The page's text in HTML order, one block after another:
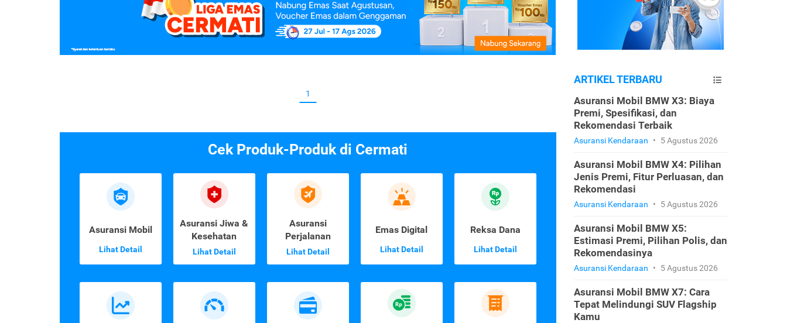
1
Cek Produk-Produk di Cermati
Asuransi Mobil
Lihat Detail
Asuransi Jiwa &
Kesehatan
Lihat Detail
Asuransi
Perjalanan
Lihat Detail
Emas Digital
Lihat Detail
Reksa Dana
Lihat Detail
ARTIKEL TERBARU
Asuransi Mobil BMW X3: Biaya
Premi, Spesifikasi, dan
Rekomendasi Terbaik
Asuransi Kendaraan • 5 Agustus 2026
Asuransi Mobil BMW X4: Pilihan
Jenis Premi, Fitur Perluasan, dan
Rekomendasi
Asuransi Kendaraan • 5 Agustus 2026
Asuransi Mobil BMW X5:
Estimasi Premi, Pilihan Polis, dan
Rekomendasinya
Asuransi Kendaraan • 5 Agustus 2026
Asuransi Mobil BMW X7: Cara
Tepat Melindungi SUV Flagship
Kamu